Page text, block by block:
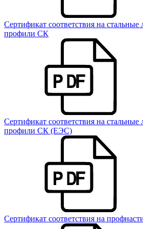
Сертификат соответствия на
профили СК
Сертификат соответствия на
профили СК (ЕЭС)
Сертификат соответствия на